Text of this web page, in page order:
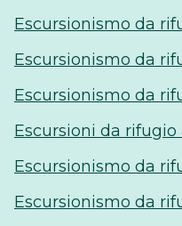
Escursionismo da
Escursionismo da
Escursionismo da
Escursioni da
Escursionismo da
Escursionismo da